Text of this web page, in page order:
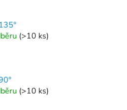
(>10 ks)
(>10 ks)